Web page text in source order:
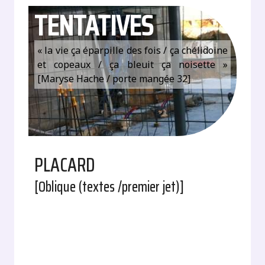
TENTATIVES
« la vie ça éparpille des fois / ça chélidoine
et copeaux / ça bleuit ça noisette »
[Maryse Hache / porte mangée 32]
PLACARD
[Oblique (textes /premier jet)]